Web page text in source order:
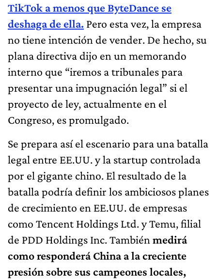
TikTok a menos que ByteDance se
deshaga de ella. Pero esta vez, la empresa
no tiene intención de vender. De hecho, su
plana directiva dijo en un memorando
interno que “iremos a tribunales para
presentar una impugnación legal” si el
proyecto de ley, actualmente en el
Congreso, es promulgado.
Se prepara así el escenario para una batalla
legal entre EE.UU. y la startup controlada
por el gigante chino. El resultado de la
batalla podría definir los ambiciosos planes
de crecimiento en EE.UU. de empresas
como Tencent Holdings Ltd. y Temu, filial
de PDD Holdings Inc. También medirá
como responderá China a la creciente
presión sobre sus campeones locales,